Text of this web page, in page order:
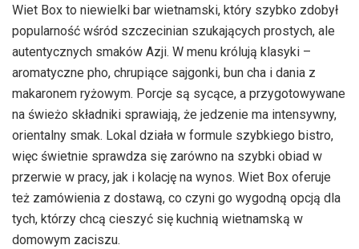
Wiet Box to niewielki bar wietnamski, który szybko zdobył
popularność wśród szczecinian szukających prostych, ale
autentycznych smaków Azji. W menu królują klasyki –
aromatyczne pho, chrupiące sajgonki, bun cha i dania z
makaronem ryżowym. Porcje są sycące, a przygotowywane
na świeżo składniki sprawiają, że jedzenie ma intensywny,
orientalny smak. Lokal działa w formule szybkiego bistro,
więc świetnie sprawdza się zarówno na szybki obiad w
przerwie w pracy, jak i kolację na wynos. Wiet Box oferuje
też zamówienia z dostawą, co czyni go wygodną opcją dla
tych, którzy chcą cieszyć się kuchnią wietnamską w
domowym zaciszu.